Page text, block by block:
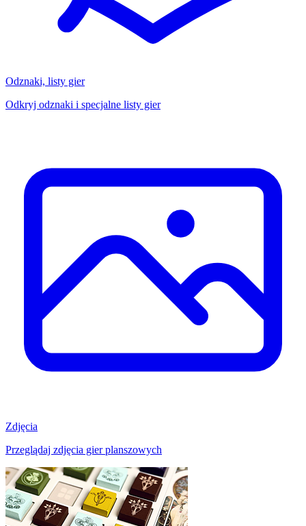
Odznaki, listy gier
Odkryj odznaki i specjalne listy gier
Zdjęcia
Przeglądaj zdjęcia gier planszowych